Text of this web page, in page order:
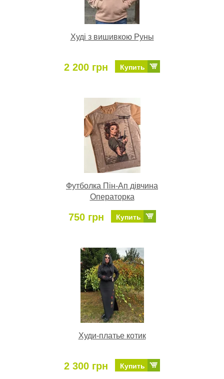
Худі з вишивкою Руны
2 200 грн Купить
Футболка Пін-Ап дівчина
Операторка
750 грн Купить
Худи-платье котик
2 300 грн Купить